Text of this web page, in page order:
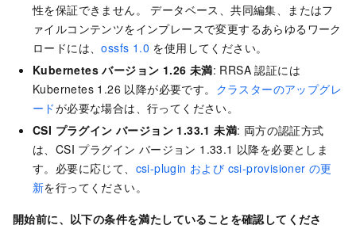
性を保証できません。 データベース、共同編集、またはフ
ァイルコンテンツをインプレースで変更するあらゆるワーク
ロードには、ossfs 1.0 を使用してください。
Kubernetes バージョン 1.26 未満: RRSA 認証には
Kubernetes 1.26 以降が必要です。 クラスターのアップグレ
ードが必要な場合は、行ってください。
CSI プラグイン バージョン 1.33.1 未満: 両方の認証方式
は、CSI プラグイン バージョン 1.33.1 以降を必要としま
す。必要に応じて、 csi-plugin および csi-provisioner の更
新を行ってください。
開始前に、以下の条件を満たしていることを確認してくださ